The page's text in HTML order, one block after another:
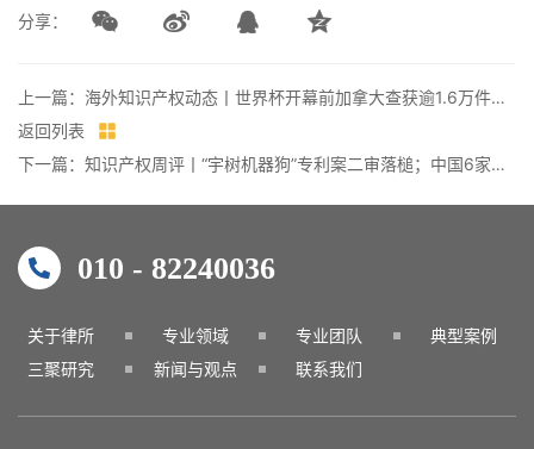
分享：
上一篇：海外知识产权动态丨世界杯开幕前加拿大查获逾1.6万件假球衣；罗氏斥资最高23亿美元获得新型抗癌药全球许可
返回列表
下一篇：知识产权周评丨“宇树机器狗”专利案二审落槌；中国6家企业入围WIPO全球奖33强；国知局就专利纠纷行政裁决和调解办案指南公开征求意见
010 - 82240036
关于律所 专业领域 专业团队
典型案例
三聚研究
新闻与观点 联系我们